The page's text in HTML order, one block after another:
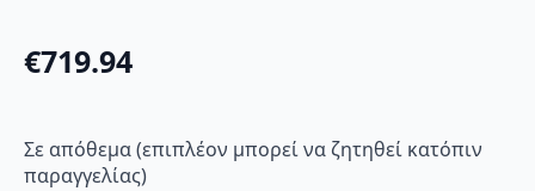
€719.94
Σε απόθεμα (επιπλέον μπορεί να ζητηθεί κατόπιν
παραγγελίας)